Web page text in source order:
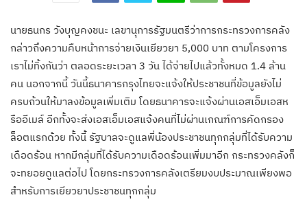
นายธนกร วังบุญคงชนะ เลขานุการรัฐมนตรีว่าการกระทรวงการคลัง
กล่าวถึงความคืบหน้าการจ่ายเงินเยียวยา 5,000 บาท ตามโครงการ
เราไม่ทิ้งกันว่า ตลอดระยะเวลา 3 วัน ได้จ่ายไปแล้วทั้งหมด 1.4 ล้าน
คน นอกจากนี้ วันนี้ธนาคารกรุงไทยจะแจ้งให้ประชาชนที่ข้อมูลยังไม่
ครบถ้วนให้มาลงข้อมูลเพิ่มเติม โดยธนาคารจะแจ้งผ่านเอสเอ็มเอสห
รืออีเมล์ อีกทั้งจะส่งเอสเอ็มเอสแจ้งคนที่ไม่ผ่านเกณฑ์การคัดกรอง
ล็อตแรกด้วย ทั้งนี้ รัฐบาลจะดูแลพี่น้องประชาชนทุกกลุ่มที่ได้รับความ
เดือดร้อน หากมีกลุ่มที่ได้รับความเดือดร้อนเพิ่มมาอีก กระทรวงคลังก็
จะทยอยดูแลต่อไป โดยกระทรวงการคลังเตรียมงบประมาณเพียงพอ
สำหรับการเยียวยาประชาชนทุกกลุ่ม